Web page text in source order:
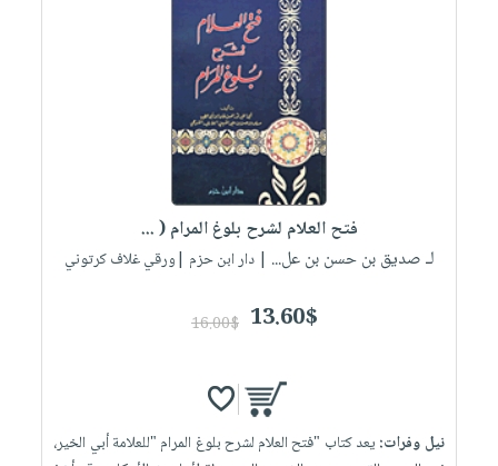
فتح العلام لشرح بلوغ المرام ( ...
لـ صديق بن حسن بن عل... | دار ابن حزم |ورقي غلاف كرتوني
13.60$
16.00$
نيل وفرات: يعد كتاب "فتح العلام لشرح بلوغ المرام "للعلامة أبي الخير،